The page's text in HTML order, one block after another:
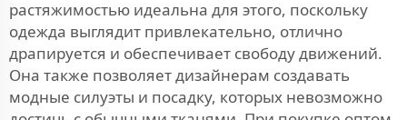
растяжимостью идеальна для этого, поскольку
одежда выглядит привлекательно, отлично
драпируется и обеспечивает свободу движений.
Она также позволяет дизайнерам создавать
модные силуэты и посадку, которых невозможно